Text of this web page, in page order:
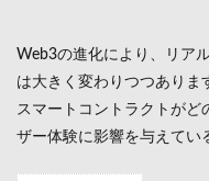
Web3の進化により、リア
は大きく変わりつつありま
スマートコントラクトがど
ザー体験に影響を与えてい